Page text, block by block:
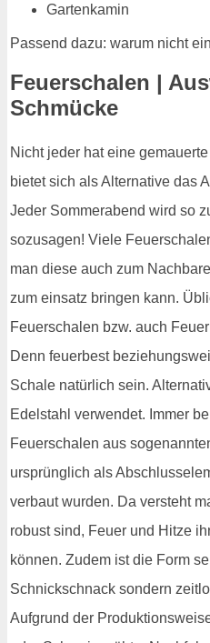
Gartenkamin
Passend dazu: warum nicht
Feuerschalen |
Schmücke
Nicht jeder hat eine
bietet sich als Alternative das
Jeder Sommerabend wird so
sozusagen! Viele
man diese auch zum
zum einsatz bringen kann.
Feuerschalen bzw. auch
Denn feuerbest
Schale natürlich sein.
Edelstahl verwendet. Immer
Feuerschalen aus
ursprünglich als
verbaut wurden. Da versteht
robust sind, Feuer und Hitze
können. Zudem ist die Form
Schnickschnack sondern
Aufgrund der